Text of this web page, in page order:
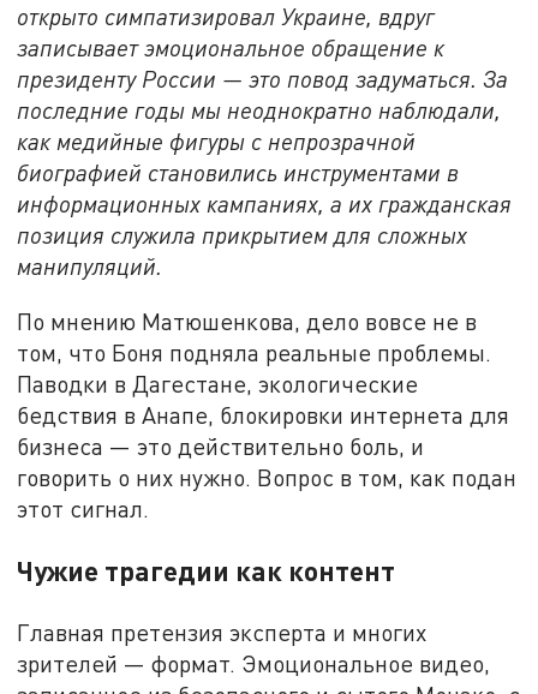
открыто симпатизировал Украине, вдруг
записывает эмоциональное обращение к
президенту России — это повод задуматься. За
последние годы мы неоднократно наблюдали,
как медийные фигуры с непрозрачной
биографией становились инструментами в
информационных кампаниях, а их гражданская
позиция служила прикрытием для сложных
манипуляций.
По мнению Матюшенкова, дело вовсе не в
том, что Боня подняла реальные проблемы.
Паводки в Дагестане, экологические
бедствия в Анапе, блокировки интернета для
бизнеса — это действительно боль, и
говорить о них нужно. Вопрос в том, как подан
этот сигнал.
Чужие трагедии как контент
Главная претензия эксперта и многих
зрителей — формат. Эмоциональное видео,